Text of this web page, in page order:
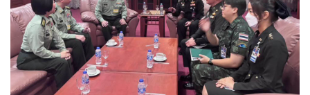
ในกรอบที่เหมาะสมในปี 2022
อ้างอิง:
https://www.cnbc.com/2021/12/15/us-china-most-chi
nese-companies-could-delist-from-us-says-tcw-grou